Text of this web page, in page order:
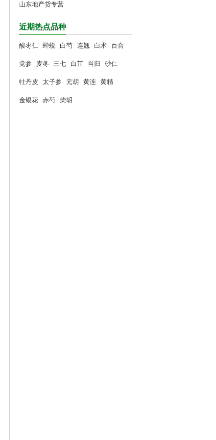
山东地产货专营
近期热点品种
酸枣仁 蝉蜕 白芍 连翘 白术 百合
党参 麦冬 三七 白芷 当归 砂仁
牡丹皮 太子参 元胡 黄连 黄精
金银花 赤芍 柴胡